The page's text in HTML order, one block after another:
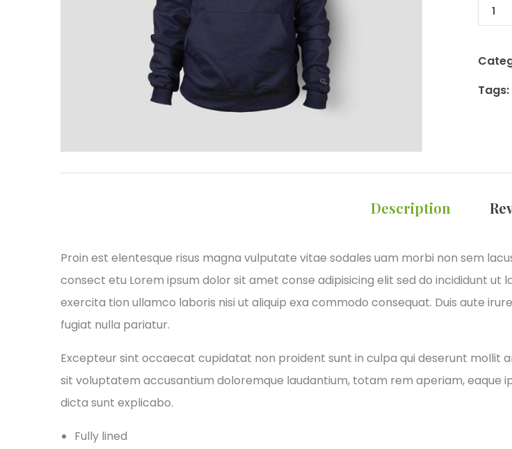
Tags:
Description
Proin est elentesque risus magna vulputate vitae sodales uam morbi non sem
consect etu Lorem ipsum dolor sit amet conse adipisicing elit sed do incididunt ut
exercita tion ullamco laboris nisi ut aliquip exa commodo consequat. Duis aute
fugiat nulla pariatur.
Excepteur sint occaecat cupidatat non proident sunt in culpa qui deserunt mollit
sit voluptatem accusantium doloremque laudantium, totam rem aperiam,
dicta sunt explicabo.
Fully lined